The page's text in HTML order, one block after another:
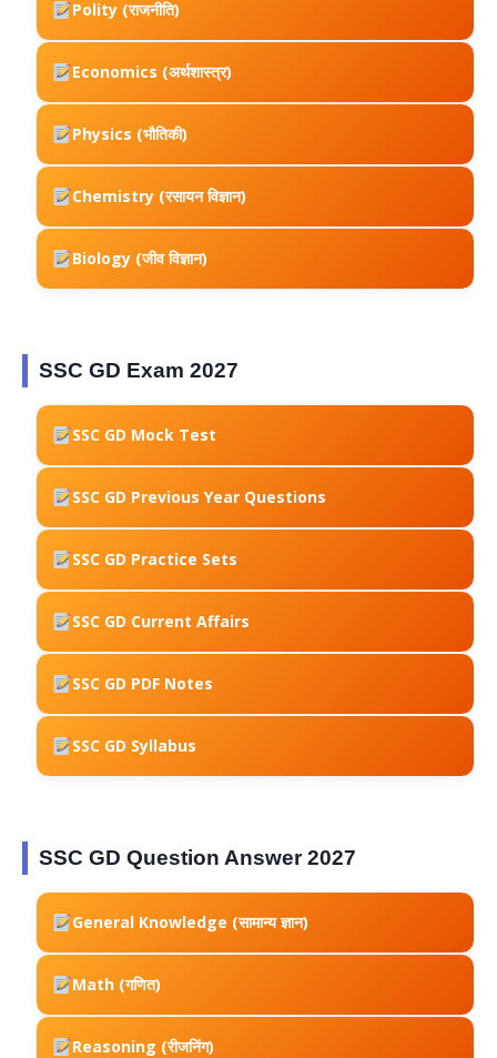
Polity (राजनीति)
Economics (अर्थशास्त्र)
Physics (भौतिकी)
Chemistry (रसायन विज्ञान)
Biology (जीव विज्ञान)
SSC GD Exam 2027
SSC GD Mock Test
SSC GD Previous Year Questions
SSC GD Practice Sets
SSC GD Current Affairs
SSC GD PDF Notes
SSC GD Syllabus
SSC GD Question Answer 2027
General Knowledge (सामान्य ज्ञान)
Math (गणित)
Reasoning (रीजनिंग)